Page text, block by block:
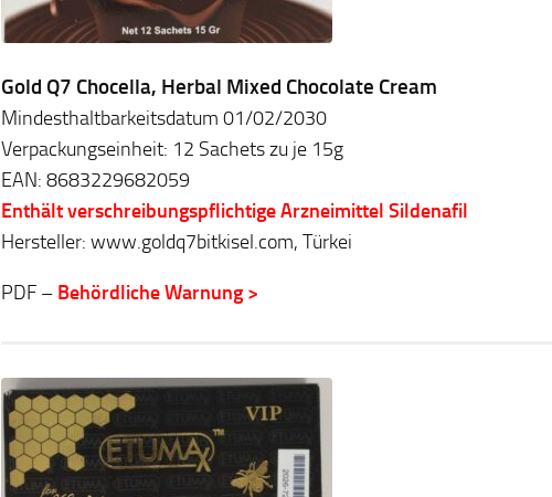
Gold Q7 Chocella, Herbal Mixed Chocolate Cream
Mindesthaltbarkeitsdatum 01/02/2030
Verpackungseinheit: 12 Sachets zu je 15g
EAN: 8683229682059
Enthält verschreibungspflichtige Arzneimittel Sildenafil
Hersteller: www.goldq7bitkisel.com, Türkei
PDF – Behördliche Warnung >